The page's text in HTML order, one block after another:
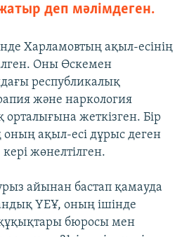
деп мәлімдеген.
Харламовтың ақыл-есінің
Оны Өскемен
республикалық
және наркология
жеткізген. Бір
оның ақыл-есі дұрыс деген
жөнелтілген.
айынан бастап қамауда
ҮЕҰ, оның ішінде
бюросы мен